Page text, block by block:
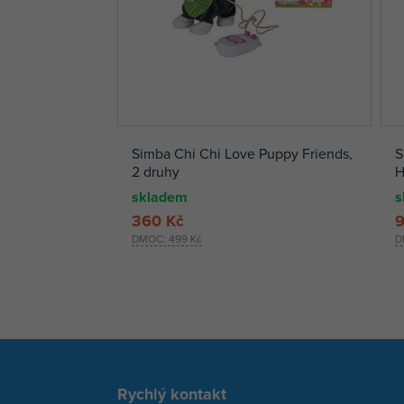
Simba Chi Chi Love Puppy Friends,
2 druhy
skladem
DMOC: 499 Kč
360 Kč
Rychlý kontakt